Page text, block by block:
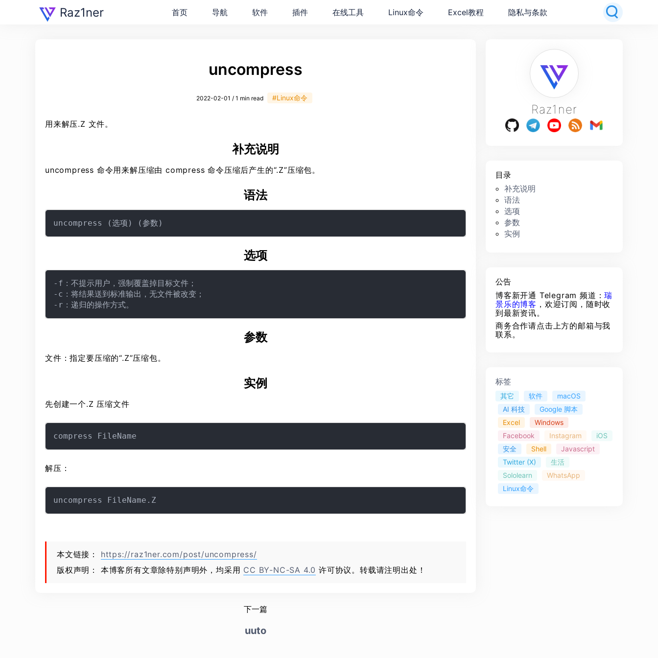
Raz1ner 首页 导航 软件 插件 在线工具 Linux命令 Excel教程 隐私与条款
uncompress
2022-02-01 / 1 min read #Linux命令
用来解压.Z 文件。
补充说明
uncompress 命令用来解压缩由 compress 命令压缩后产生的“.Z”压缩包。
语法
选项
-f：不提示用户，强制覆盖掉目标文件；
-c：将结果送到标准输出，无文件被改变；
参数
文件：指定要压缩的“.Z”压缩包。
实例
先创建一个.Z 压缩文件
解压：
本文链接： https://raz1ner.com/post/uncompress/
版权声明： 本博客所有文章除特别声明外，均采用 CC BY-NC-SA 4.0 许可协议。转载请注明出处！
下一篇
uuto
Raz1ner
目录
补充说明
语法
选项
参数
实例
公告
博客新开通 Telegram 频道：瑞
景乐的博客 ，欢迎订阅，随时收
到最新资讯。
商务合作请点击上方的邮箱与我
联系。
标签
其它 软件
macOS
AI 科技
Google 脚本
Excel
Windows
Facebook
Instagram
iOS
安全
Shell
Javascript
Twitter (X)
生活
Sololearn
WhatsApp
Linux命令